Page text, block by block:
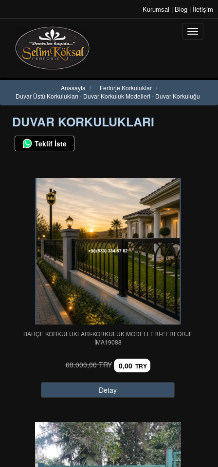
Kurumsal | Blog | İletişim
Anasayfa / Ferforje Korkuluklar /
Duvar Üstü Korkulukları - Duvar Korkuluk Modelleri - Duvar Korkuluğu
DUVAR KORKULUKLARI
Teklif İste
BAHÇE KORKULUKLARI-KORKULUK MODELLERİ-FERFORJE
IMA19088
60.000,00 TRY 0,00 TRY
Detay